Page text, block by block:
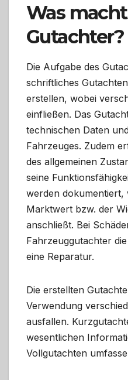
Was
Gutachter?
Die Aufgabe des
schriftliches
erstellen, wobei
einfließen. Das
technischen Daten
Fahrzeuges. Zudem
des allgemeinen
seine
werden dokumentiert,
Marktwert bzw. der
anschließt. Bei
Fahrzeuggutachter
eine Reparatur.
Die erstellten
Verwendung
ausfallen.
wesentlichen
Vollgutachten